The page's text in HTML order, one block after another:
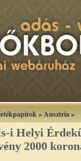
»Ausztria»
i Helyi
2000